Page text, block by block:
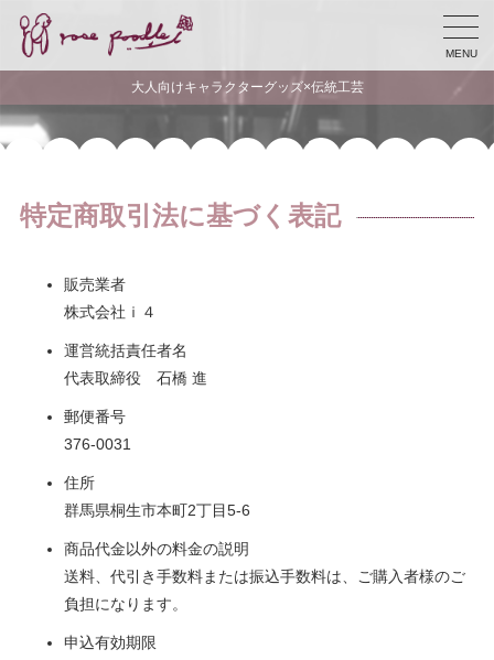
MENU
大人向けキャラクターグッズ×伝統工芸
特定商取引法に基づく表記
販売業者
株式会社ｉ４
運営統括責任者名
代表取締役 石橋 進
郵便番号
376-0031
住所
群馬県桐生市本町2丁目5-6
商品代金以外の料金の説明
送料、代引き手数料または振込手数料は、ご購入者様のご
負担になります。
申込有効期限